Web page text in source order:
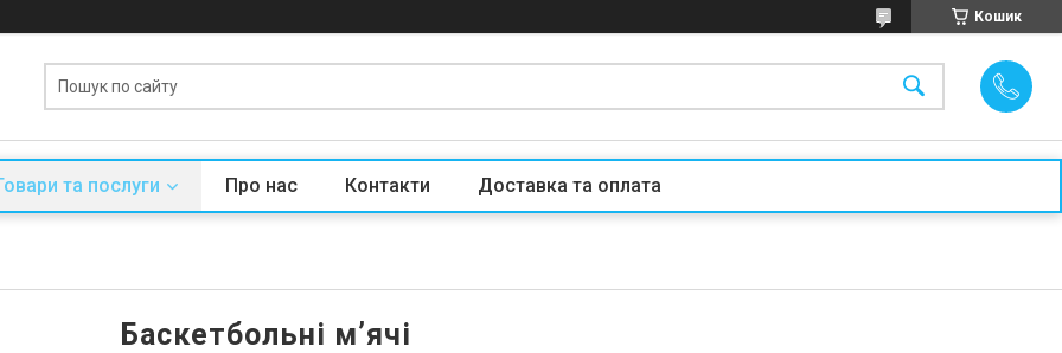
Кошик
та послуги Про нас Контакти Доставка та оплата
Баскетбольні мʼячі